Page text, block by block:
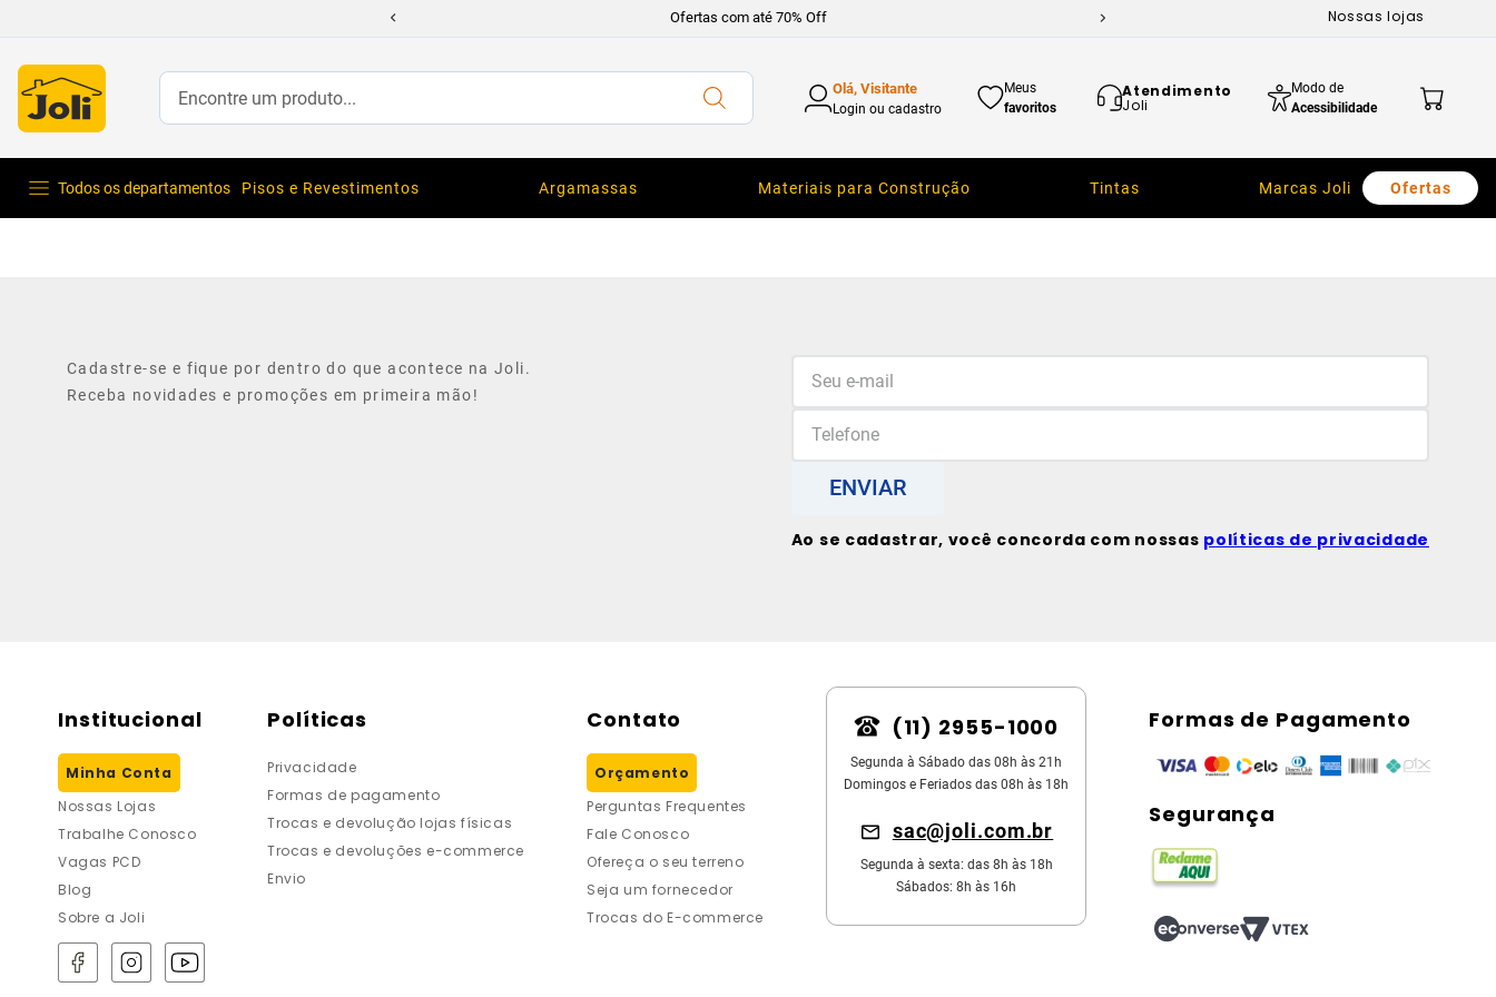
Ofertas com até 70% Off Nossas lojas
Encontre um produto... Olá, Visitante
Login ou cadastro
Meus
favoritos
Atendimento
Joli
Modo de
Acessibilidade
Todos os departamentos Pisos e Revestimentos Argamassas Materiais para Construção Tintas Marcas Joli Ofertas
Cadastre-se e fique por dentro do que acontece na Joli.
Receba novidades e promoções em primeira mão!
ENVIAR
Ao se cadastrar, você concorda com nossas políticas de privacidade
Institucional
Minha Conta
Nossas Lojas
Trabalhe Conosco
Vagas PCD
Blog
Sobre a Joli
Políticas
Privacidade
Formas de pagamento
Trocas e devolução lojas físicas
Trocas e devoluções e-commerce
Envio
Contato
Orçamento
Perguntas Frequentes
Fale Conosco
Ofereça o seu terreno
Seja um fornecedor
Trocas do E-commerce
(11) 2955-1000
Segunda à Sábado das 08h às 21h
Domingos e Feriados das 08h às 18h
sac@joli.com.br
Segunda à sexta: das 8h às 18h
Sábados: 8h às 16h
Formas de Pagamento
Segurança